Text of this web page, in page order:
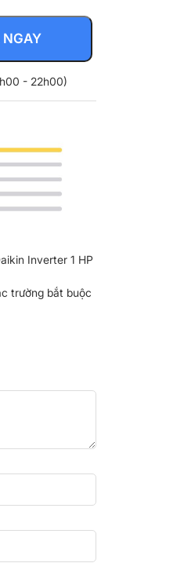
NGAY
- 22h00)
Inverter 1 HP
trường bắt buộc